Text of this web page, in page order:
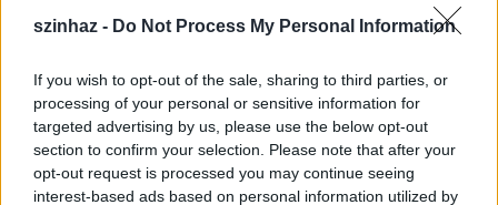
szinhaz - Do Not Process My Personal Information
If you wish to opt-out of the sale, sharing to third parties, or
processing of your personal or sensitive information for
targeted advertising by us, please use the below opt-out
section to confirm your selection. Please note that after your
opt-out request is processed you may continue seeing
interest-based ads based on personal information utilized by
szinten megfogalmazni, és hogyha ez sikerül, akkor
Visky Andrásíró, dramaturg, a kortárs erdélyi
irodalom meghatározó alakja. Jelenleg a kolozsvári
Bábes-Bolyai Tudományegyetem Televízió és
Színházművészeti Karának docense, a Koinónia